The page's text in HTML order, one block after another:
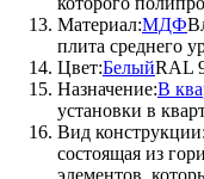
Материал:МДФ
плита среднего
Цвет:БелыйRAL
Назначение:В
установки в
Вид конструкции:
состоящая из
элементов,